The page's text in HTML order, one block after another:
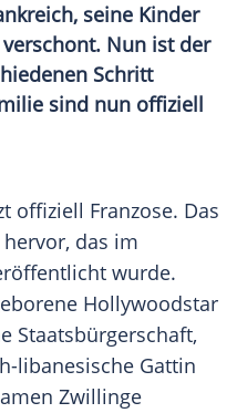
seine Kinder
Nun ist der
Schritt
sind nun offiziell
offiziell Franzose. Das
das im
wurde.
Hollywoodstar
Staatsbürgerschaft,
libanesische Gattin
Zwillinge